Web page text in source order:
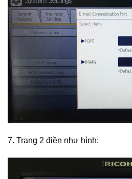
7. Trang 2 điền như hình: